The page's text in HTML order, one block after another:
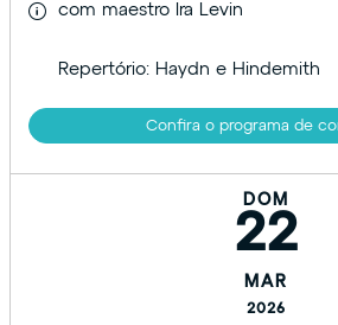
com maestro Ira Levin
Repertório: Haydn e Hindemith
Confira o programa de
DOM
22
MAR
2026